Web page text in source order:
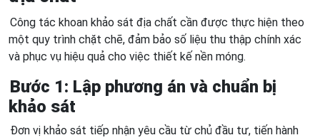
Công tác khoan khảo sát địa chất cần được thực hiện theo
một quy trình chặt chẽ, đảm bảo số liệu thu thập chính xác
và phục vụ hiệu quả cho việc thiết kế nền móng.
Bước 1: Lập phương án và chuẩn bị
khảo sát
Đơn vị khảo sát tiếp nhận yêu cầu từ chủ đầu tư, tiến hành